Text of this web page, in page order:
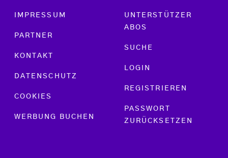
Footer menu
IMPRESSUM
PARTNER
KONTAKT
DATENSCHUTZ
COOKIES
WERBUNG BUCHEN
UNTERSTÜTZER
ABOS
SUCHE
LOGIN
REGISTRIEREN
PASSWORT
ZURÜCKSETZEN